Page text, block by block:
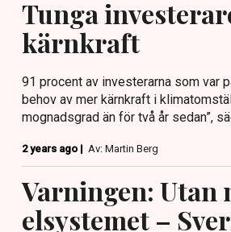
Tunga
kärnkraft
91 procent av investerarna som var
behov av mer kärnkraft i
mognadsgrad än för två år sedan”,
2 years ago | Av: Martin Berg
Varningen:
elsystemet –